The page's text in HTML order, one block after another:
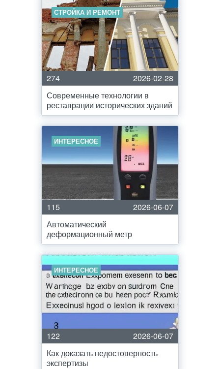
СТРОЙКА И РЕМОНТ
274
2026-02-28
Современные технологии в
реставрации исторических зданий
ИНТЕРЕСНОЕ
115
2026-06-07
Автоматический
деформационный метр
ИНТЕРЕСНОЕ
122
2026-06-07
Как доказать недостоверность
экспертизы